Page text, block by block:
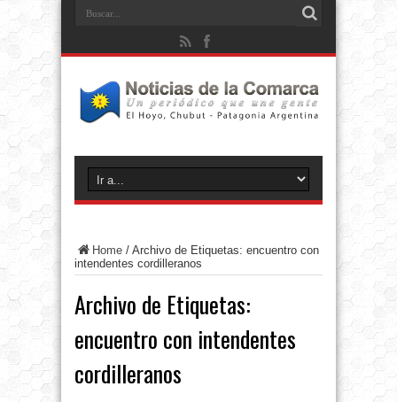
Home / Archivo de Etiquetas: encuentro con
intendentes cordilleranos
Archivo de Etiquetas:
encuentro con intendentes
cordilleranos